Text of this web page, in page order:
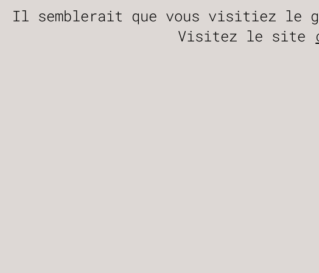
Il semblerait que vous visitiez le
Visitez le site